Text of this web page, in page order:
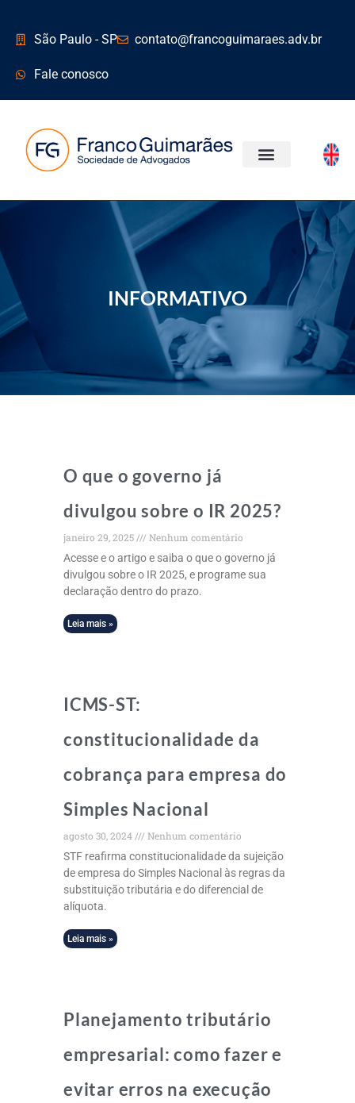
São Paulo - SP contato@francoguimaraes.adv.br
Fale conosco
INFORMATIVO
O que o governo já
divulgou sobre o IR 2025?
janeiro 29, 2025
Nenhum comentário
Acesse e o artigo e saiba o que o governo já
divulgou sobre o IR 2025, e programe sua
declaração dentro do prazo.
Leia mais »
ICMS-ST:
constitucionalidade da
cobrança para empresa do
Simples Nacional
agosto 30, 2024
Nenhum comentário
STF reafirma constitucionalidade da sujeição
de empresa do Simples Nacional às regras da
substituição tributária e do diferencial de
alíquota.
Leia mais »
Planejamento tributário
empresarial: como fazer e
evitar erros na execução